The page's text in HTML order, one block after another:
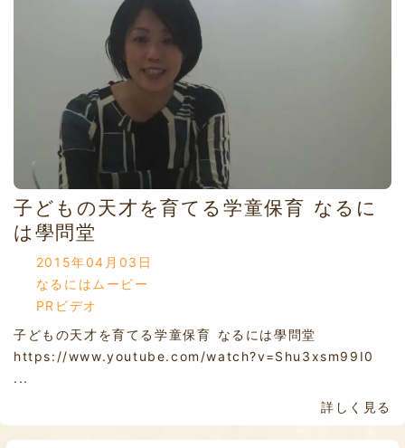
子どもの天才を育てる学童保育 なるに
は學問堂
2015年04月03日
なるにはムービー
PRビデオ
子どもの天才を育てる学童保育 なるには學問堂
https://www.youtube.com/watch?v=Shu3xsm99I0
...
詳しく見る